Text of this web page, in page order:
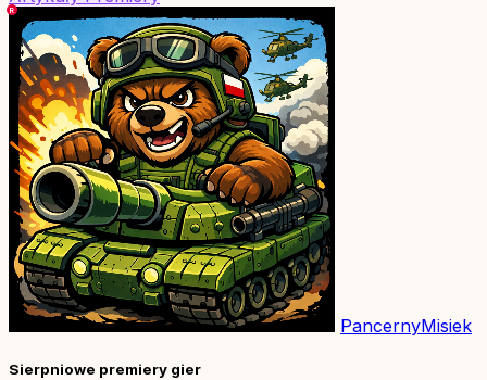
PancernyMisiek
Sierpniowe premiery gier